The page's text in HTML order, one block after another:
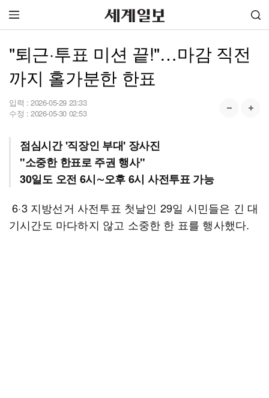
"퇴근·투표 미션 끝!"…마감 직전
까지 홀가분한 한표
입력 : 2026-05-29 23:33
수정 : 2026-05-30 02:53
점심시간 '직장인 부대' 장사진
"소중한 한표로 주권 행사"
30일도 오전 6시∼오후 6시 사전투표 가능
6·3 지방선거 사전투표 첫날인 29일 시민들은 긴 대
기시간도 마다하지 않고 소중한 한 표를 행사했다.